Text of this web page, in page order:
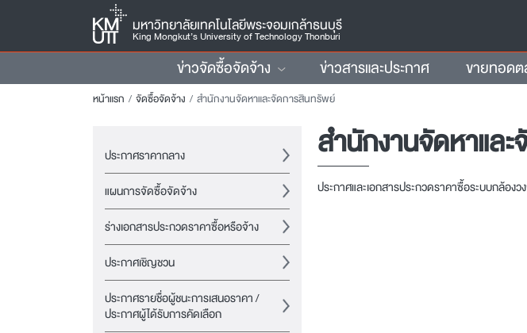
มหาวิทยาลัยเทคโนโลยีพระจอมเกล้าธนบุรี
King Mongkut’s University of Technology Thonburi
ข่าวจัดซื้อจัดจ้าง ข่าวสารและประกาศ ขายทอด
หน้าแรก จัดซื้อจัดจ้าง สำนักงานจัดหาและจัดการสินทรัพย์
ประกาศราคากลาง
แผนการจัดซื้อจัดจ้าง
ร่างเอกสารประกวดราคาซื้อหรือจ้าง
ประกาศเชิญชวน
ประกาศรายชื่อผู้ชนะการเสนอราคา /
ประกาศผู้ได้รับการคัดเลือก
สำนักงานจัดหาแล
ประกาศและเอกสารประกวดราคาซื้อระบบกล้อ